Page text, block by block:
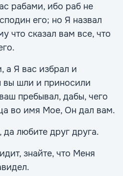
рабами, ибо раб не
его; но Я назвал
что сказал вам все, что
а Я вас избрал и
вы шли и приносили
пребывал, дабы, чего
во имя Мое, Он дал вам.
любите друг друга.
знайте, что Меня